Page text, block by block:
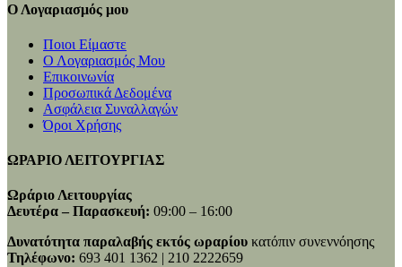
Ο Λογαριασμός μου
Ποιοι Είμαστε
Ο Λογαριασμός Μου
Επικοινωνία
Προσωπικά Δεδομένα
Ασφάλεια Συναλλαγών
Όροι Χρήσης
ΩΡΑΡΙΟ ΛΕΙΤΟΥΡΓΙΑΣ
Ωράριο Λειτουργίας
Δευτέρα – Παρασκευή: 09:00 – 16:00
Δυνατότητα παραλαβής εκτός ωραρίου κατόπιν συνεννόησης
Τηλέφωνο: 693 401 1362 | 210 2222659